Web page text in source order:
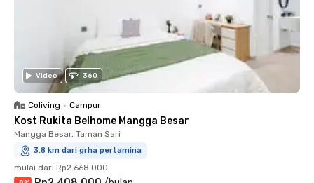
Video 360
Coliving • Campur
Kost Rukita Belhome Mangga Besar
Mangga Besar, Taman Sari
3.8 km dari grha pertamina
mulai dari Rp2.668.000